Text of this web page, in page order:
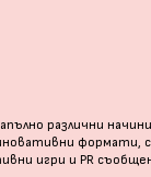
различни
формати,
игри и PR